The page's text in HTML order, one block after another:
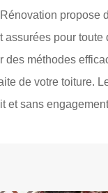
propose
assurées pour toute
des méthodes
de votre toiture.
et sans